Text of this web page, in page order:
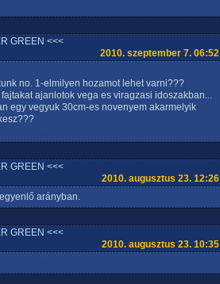
GREEN <<<
2010. szeptember 7. 06:52
no. 1-elmilyen hozamot lehet varni???
ajanlotok vega es viragzasi idoszakban...
egy vegyuk 30cm-es novenyem akarmelyik
GREEN <<<
2010. augusztus 23. 12:26
arányban.
GREEN <<<
2010. augusztus 23. 10:35